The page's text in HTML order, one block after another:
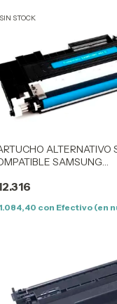
SIN STOCK
SAMSUNG
con Efectivo (en